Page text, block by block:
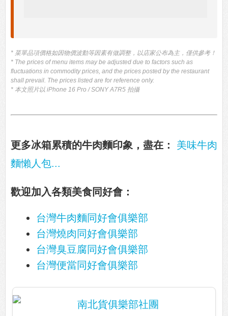
* 菜單品項價格如因物價波動等因素有做調整，以店家公布為主，僅供參考！
* The prices of menu items may be adjusted due to factors such as
fluctuations in commodity prices, and the prices posted by the restaurant
shall prevail. The prices listed are for reference only.
* 本文照片以 iPhone 16 Pro / SONY A7R5 拍攝
更多冰箱累積的牛肉麵印象，盡在：
美味牛肉
麵懶人包...
歡迎加入各類美食同好會：
台灣牛肉麵同好會俱樂部
台灣燒肉同好會俱樂部
台灣臭豆腐同好會俱樂部
台灣便當同好會俱樂部